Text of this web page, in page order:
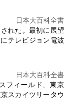
日本大百科全書
れた。最初に展望
テレビジョン電波
日本大百科全書
フィールド、東京
スカイツリー タウ